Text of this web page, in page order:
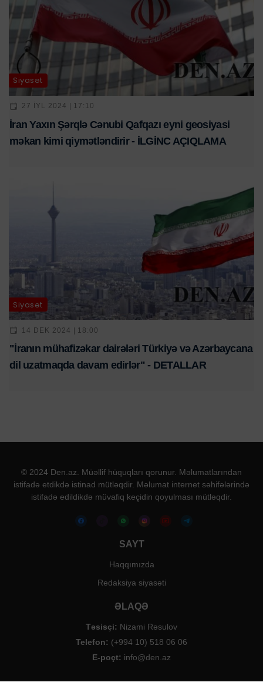
Siyasət
27 IYL 2024 | 17:10
İran Yaxın Şərqlə Cənubi Qafqazı eyni geosiyasi
məkan kimi qiymətləndirir - İLGİNC AÇIQLAMA
Siyasət
14 DEK 2024 | 18:00
"İranın mühafizəkar dairələri Türkiyə və Azərbaycana
dil uzatmaqda davam edirlər" - DETALLAR
© 2024 Den.az. Müəllif hüquqları qorunur. Məlumatlarından
istifadə etdikdə istinad mütləqdir. Məlumat internet səhifələrində
istifadə edildikdə müvafiq keçidin qoyulması mütləqdir.
SAYT
Haqqımızda
Redaksiya siyasəti
ƏLAQƏ
Təsisçi: Nizami Rəsulov
Telefon: (+994 10) 518 06 06
E-poçt: info@den.az